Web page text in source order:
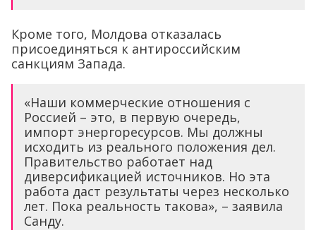
Кроме того, Молдова отказалась
присоединяться к антироссийским
санкциям Запада.
«Наши коммерческие отношения с
Россией – это, в первую очередь,
импорт энергоресурсов. Мы должны
исходить из реального положения дел.
Правительство работает над
диверсификацией источников. Но эта
работа даст результаты через несколько
лет. Пока реальность такова», – заявила
Санду.